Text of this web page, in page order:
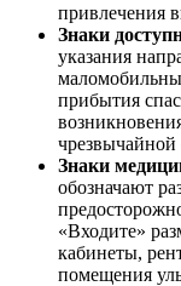
привлечения
Знаки
указания
прибытия
чрезвычайной
Знаки
обозначают
«Входите»
кабинеты,
помещения